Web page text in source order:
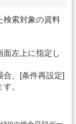
検索対象の資料
面左上に指定し
、[条件再設定]
。